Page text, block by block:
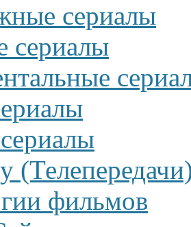
сериалы
сериалы
фильмов